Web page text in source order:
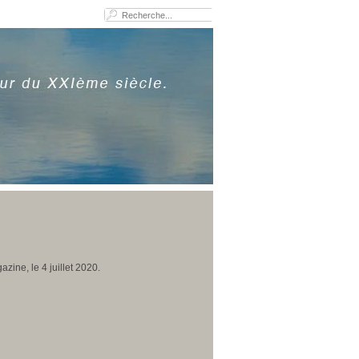
le 4 juillet 2020.